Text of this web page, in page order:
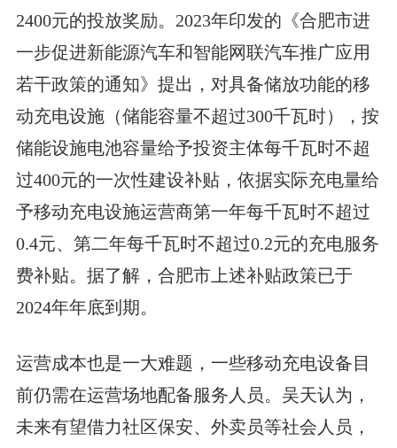
2400元的投放奖励。2023年印发的《合肥市进
一步促进新能源汽车和智能网联汽车推广应用
若干政策的通知》提出，对具备储放功能的移
动充电设施（储能容量不超过300千瓦时），按
储能设施电池容量给予投资主体每千瓦时不超
过400元的一次性建设补贴，依据实际充电量给
予移动充电设施运营商第一年每千瓦时不超过
0.4元、第二年每千瓦时不超过0.2元的充电服务
费补贴。据了解，合肥市上述补贴政策已于
2024年年底到期。
运营成本也是一大难题，一些移动充电设备目
前仍需在运营场地配备服务人员。吴天认为，
未来有望借力社区保安、外卖员等社会人员，